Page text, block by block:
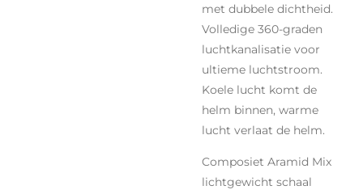
met dubbele dichtheid.
Volledige 360-graden
luchtkanalisatie voor
ultieme luchtstroom.
Koele lucht komt de
helm binnen, warme
lucht verlaat de helm.
Composiet Aramid Mix
lichtgewicht schaal